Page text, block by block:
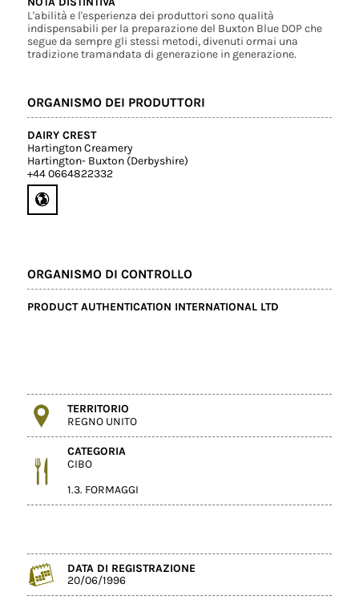
L'abilità e l'esperienza dei produttori sono qualità
indispensabili per la preparazione del Buxton Blue DOP che
segue da sempre gli stessi metodi, divenuti ormai una
tradizione tramandata di generazione in generazione.
ORGANISMO DEI PRODUTTORI
DAIRY CREST
Hartington Creamery
Hartington- Buxton (Derbyshire)
+44 0664822332
ORGANISMO DI CONTROLLO
PRODUCT AUTHENTICATION INTERNATIONAL LTD
TERRITORIO
REGNO UNITO
CATEGORIA
CIBO
1.3. FORMAGGI
DATA DI REGISTRAZIONE
20/06/1996